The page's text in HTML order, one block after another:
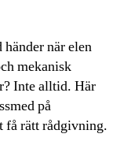
när elen
mekanisk
Inte alltid. Här
på
få rätt rådgivning.